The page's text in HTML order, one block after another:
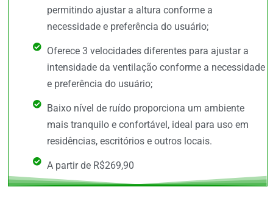
permitindo ajustar a altura conforme a
necessidade e preferência do usuário;
Oferece 3 velocidades diferentes para ajustar a
intensidade da ventilação conforme a necessidade
e preferência do usuário;
Baixo nível de ruído proporciona um ambiente
mais tranquilo e confortável, ideal para uso em
residências, escritórios e outros locais.
A partir de R$269,90